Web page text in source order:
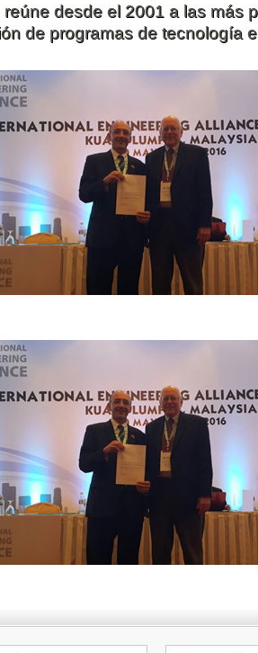
desde el 2001 a las más
de programas de tecnología